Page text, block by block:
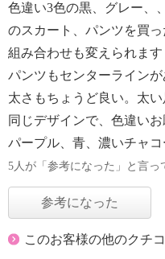
色違い3色の黒、グレー、
のスカート、パンツを買
組み合わせも変えられます
パンツもセンターラインが
太さもちょうど良い。太
同じデザインで、色違い
パープル、青、濃いチャ
5人が「参考になった」と言っ
参考になった
このお客様の他のクチ